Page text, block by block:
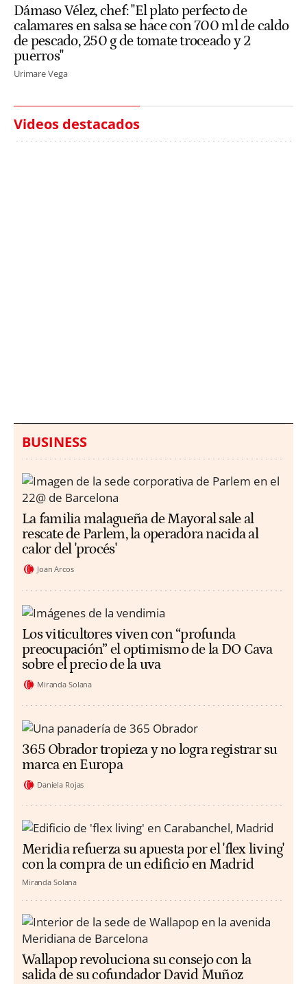
Dámaso Vélez, chef: "El plato perfecto de
calamares en salsa se hace con 700 ml de caldo
de pescado, 250 g de tomate troceado y 2
puerros"
Urimare Vega
Videos destacados
BUSINESS
La familia malagueña de Mayoral sale al
rescate de Parlem, la operadora nacida al
calor del 'procés'
Joan Arcos
Los viticultores viven con “profunda
preocupación” el optimismo de la DO Cava
sobre el precio de la uva
Miranda Solana
365 Obrador tropieza y no logra registrar su
marca en Europa
Daniela Rojas
Meridia refuerza su apuesta por el 'flex living'
con la compra de un edificio en Madrid
Miranda Solana
Wallapop revoluciona su consejo con la
salida de su cofundador David Muñoz